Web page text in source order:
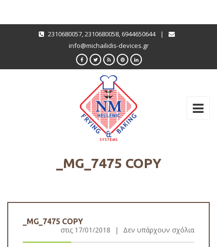
2310680057,2310680058, 6944650644
|
info@michailidis-devices.gr
_MG_7475 COPY
_MG_7475 COPY
στις 17/01/2018 | Δεν υπάρχουν σχόλια